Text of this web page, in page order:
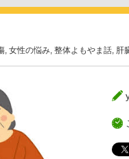
, 女性の悩み, 整体よもやま話, 肝